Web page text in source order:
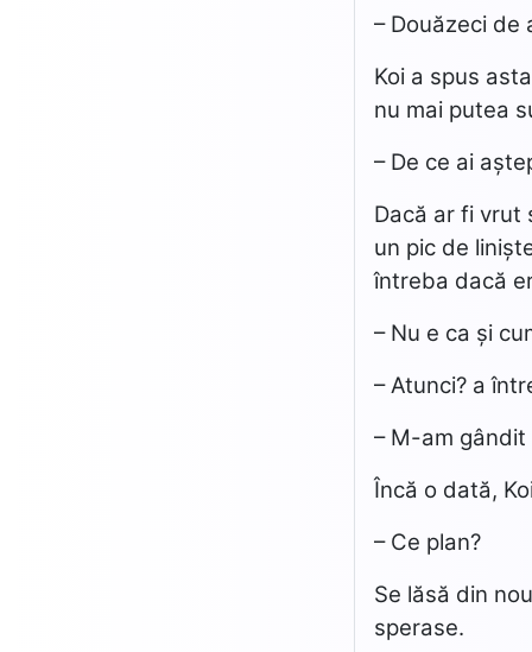
– Douăzeci de
Koi a spus
nu mai putea
– De ce ai
Dacă ar fi vrut
un pic de
întreba dacă
– Nu e ca și
– Atunci? a
– M-am
Încă o dată,
– Ce plan?
Se lăsă din
sperase.